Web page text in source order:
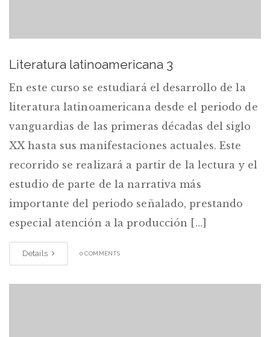
Literatura latinoamericana 3
En este curso se estudiará el desarrollo de la
literatura latinoamericana desde el periodo de
vanguardias de las primeras décadas del siglo
XX hasta sus manifestaciones actuales. Este
recorrido se realizará a partir de la lectura y el
estudio de parte de la narrativa más
importante del periodo señalado, prestando
especial atención a la producción […]
Details 0 COMMENTS